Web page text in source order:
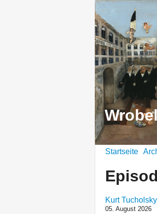
Startseite
Kurt
05. August 2026